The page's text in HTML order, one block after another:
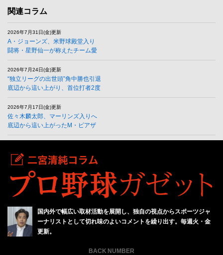
関連コラム
2026年7月31日(金)更新
A・ジョーンズ、米野球殿堂入り
闘将・星野仙一が称えたチーム愛
2026年7月24日(金)更新
“独立リーグの出世頭”角中勝也引退
底辺から這い上がり、首位打者2度
2026年7月17日(金)更新
佐々木麟太郎、マーリンズ入りへ
底辺から這い上がったM・ピアザ
国内外で幅広い取材活動を展開し、独自の視点からスポーツジャ
ーナリストとして切れ味のよいコメントを繰り出す。毎週火・金
更新。
BACK NUMBER